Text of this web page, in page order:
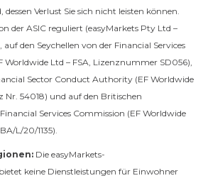
dessen Verlust Sie sich nicht leisten können.
der ASIC reguliert (easyMarkets Pty Ltd –
auf den Seychellen von der Financial Services
Worldwide Ltd – FSA, Lizenznummer SD056),
Sector Conduct Authority (EF Worldwide
Nr. 54018) und auf den Britischen
Services Commission (EF Worldwide
L/20/1135).
Die easyMarkets-
keine Dienstleistungen für Einwohner